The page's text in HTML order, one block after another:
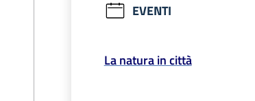
EVENTI
La natura in città